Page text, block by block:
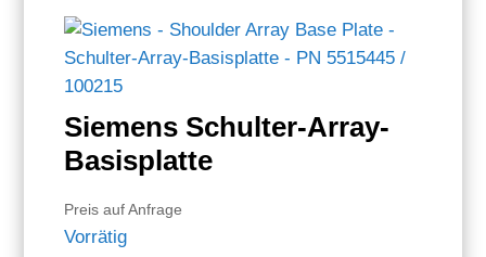
Siemens Schulter-Array-
Basisplatte
Preis auf Anfrage
Vorrätig